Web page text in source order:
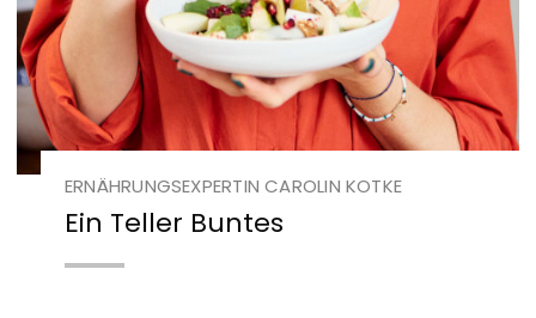
ERNÄHRUNGSEXPERTIN CAROLIN KOTKE
Ein Teller Buntes